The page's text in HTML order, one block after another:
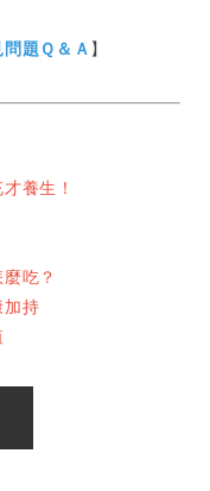
題Ｑ＆Ａ 】
養生！
吃？
加持